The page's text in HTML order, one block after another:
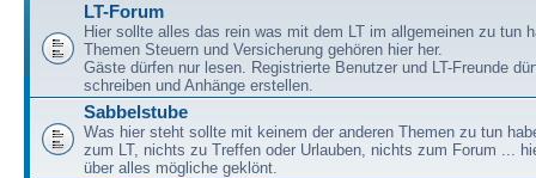
LT-Forum
Hier sollte alles das rein was mit dem LT im allgemeinen zu tun
Themen Steuern und Versicherung gehören hier her.
Gäste dürfen nur lesen. Registrierte Benutzer und LT-Freunde
schreiben und Anhänge erstellen.
Sabbelstube
Was hier steht sollte mit keinem der anderen Themen zu tun
zum LT, nichts zu Treffen oder Urlauben, nichts zum Forum ...
über alles mögliche geklönt.